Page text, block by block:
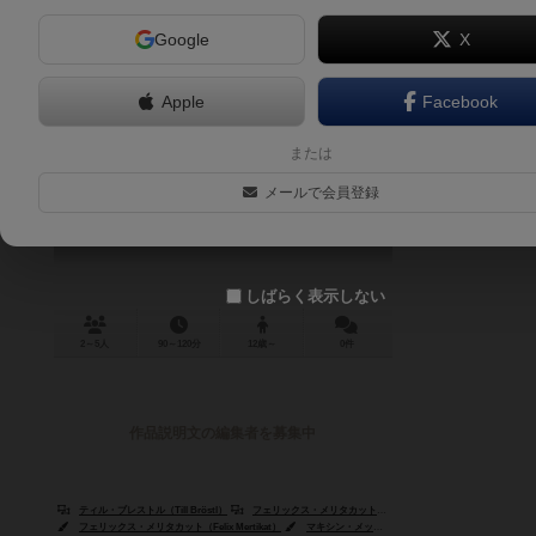
イーオス：天使の島
ティル・ブレストル（Till Bröstl）
フェリックス・メリタカット（Felix Mertikat）
フェリックス・メリタカット（Felix Mertikat）
マキシン・メッツガー（Maxine Metzger）
Google X
Apple Facebook
または
メールで会員登録
しばらく表示しない